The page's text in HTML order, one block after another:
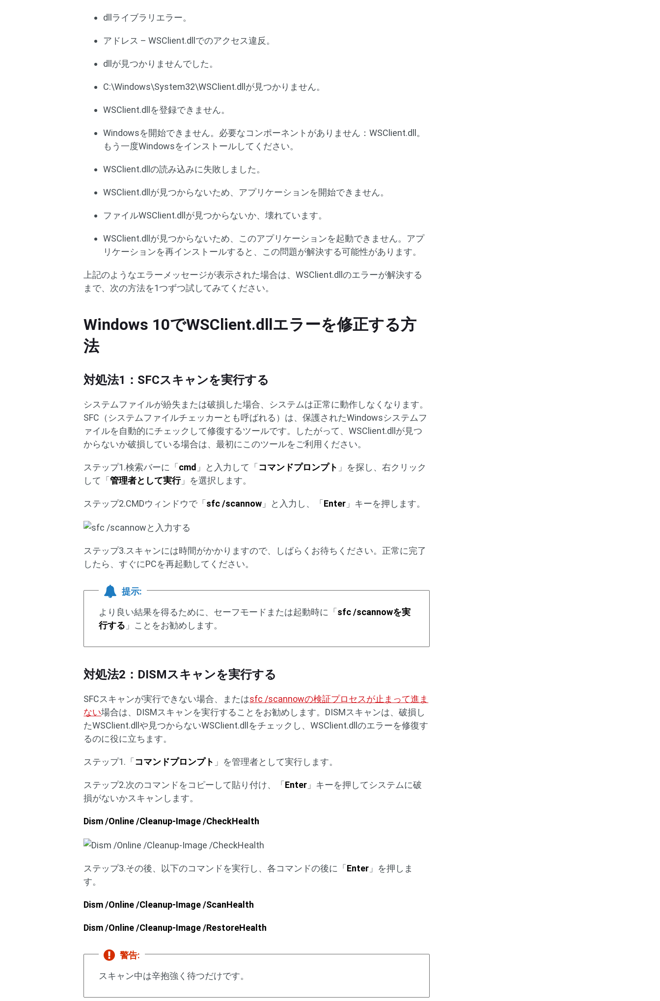
dllライブラリエラー。
アドレス – WSClient.dllでのアクセス違反。
dllが見つかりませんでした。
C:\Windows\System32\WSClient.dllが見つかりません。
WSClient.dllを登録できません。
Windowsを開始できません。必要なコンポーネントがありません：WSClient.dll。
もう一度Windowsをインストールしてください。
WSClient.dllの読み込みに失敗しました。
WSClient.dllが見つからないため、アプリケーションを開始できません。
ファイルWSClient.dllが見つからないか、壊れています。
WSClient.dllが見つからないため、このアプリケーションを起動できません。アプ
リケーションを再インストールすると、この問題が解決する可能性があります。
上記のようなエラーメッセージが表示された場合は、WSClient.dllのエラーが解決する
まで、次の方法を1つずつ試してみてください。
Windows 10でWSClient.dllエラーを修正する方
法
対処法1：SFCスキャンを実行する
システムファイルが紛失または破損した場合、システムは正常に動作しなくなります。
SFC（システムファイルチェッカーとも呼ばれる）は、保護されたWindowsシステムフ
ァイルを自動的にチェックして修復するツールです。したがって、WSClient.dllが見つ
からないか破損している場合は、最初にこのツールをご利用ください。
ステップ1.検索バーに「 cmd 」と入力して「 コマンドプロンプト 」を探し、右クリック
して「管理者として実行」を選択します。
ステップ2.CMDウィンドウで「 sfc /scannow 」と入力し、「 Enter 」キーを押します。
ステップ3.スキャンには時間がかかりますので、しばらくお待ちください。正常に完了
したら、すぐにPCを再起動してください。
提示:
より良い結果を得るために、セーフモードまたは起動時に「sfc /scannowを実
行する 」ことをお勧めします。
対処法2：DISMスキャンを実行する
SFCスキャンが実行できない場合、またはsfc /scannowの検証プロセスが止まって進ま
ない場合は、DISMスキャンを実行することをお勧めします。DISMスキャンは、破損し
たWSClient.dllや見つからないWSClient.dllをチェックし、WSClient.dllのエラーを修復す
るのに役に立ちます。
ステップ1.「コマンドプロンプト 」を管理者として実行します。
ステップ2.次のコマンドをコピーして貼り付け、「Enter 」キーを押してシステムに破
損がないかスキャンします。
Dism /Online /Cleanup-Image /CheckHealth
ステップ3.その後、以下のコマンドを実行し、各コマンドの後に「Enter 」を押しま
す。
Dism /Online /Cleanup-Image /ScanHealth
Dism /Online /Cleanup-Image /RestoreHealth
警告:
スキャン中は辛抱強く待つだけです。